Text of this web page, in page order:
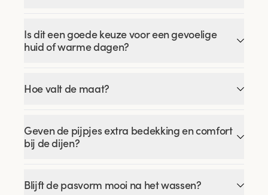
Is dit een goede keuze voor een gevoelige
huid of warme dagen?
Hoe valt de maat?
Geven de pijpjes extra bedekking en comfort
bij de dijen?
Blijft de pasvorm mooi na het wassen?